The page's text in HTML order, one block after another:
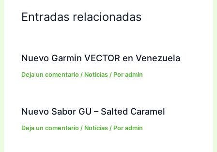
Entradas relacionadas
Nuevo Garmin VECTOR en Venezuela
Deja un comentario / Noticias / Poradmin
Nuevo Sabor GU – Salted Caramel
Deja un comentario / Noticias / Poradmin